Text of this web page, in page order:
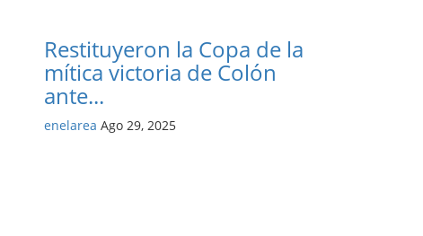
Restituyeron la Copa de la
mítica victoria de Colón
ante...
enelarea Ago 29, 2025